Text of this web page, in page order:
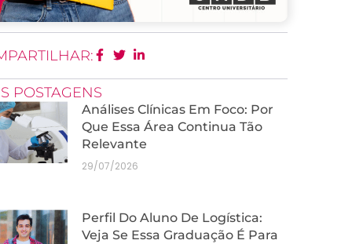
POSTAGENS
Análises Clínicas Em Foco: Por
Que Essa Área Continua Tão
Relevante
29/07/2026
Perfil Do Aluno De Logística:
Veja Se Essa Graduação É Para